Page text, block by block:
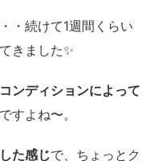
・続けて1週間くらい
きました✨️
ンディションによって
すよね〜。
た感じで、ちょっとク